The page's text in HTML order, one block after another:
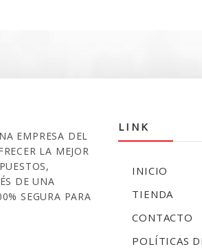
EMPRESA DEL
LA MEJOR
DE UNA
SEGURA PARA
LINK
INICIO
TIENDA
CONTACTO
POLÍTICAS